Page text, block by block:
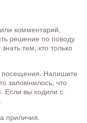
комментарий,
решение по поводу
тем, кто только
посещения. Напишите
запомнилось, что
Если вы ходили с
приличия.